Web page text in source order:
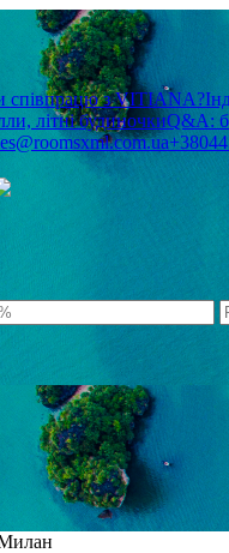
співпрацю з VITIANA?
літні будиночкиQ&A: